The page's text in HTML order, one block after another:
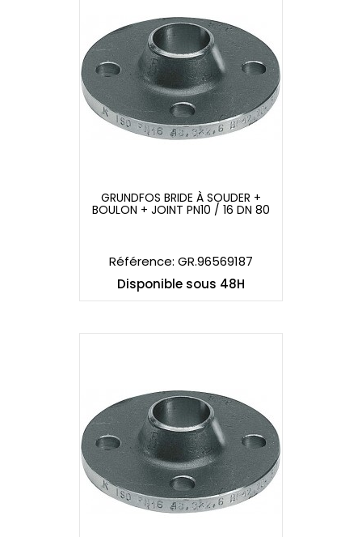
GRUNDFOS BRIDE À SOUDER +
BOULON + JOINT PN10 / 16 DN 80
Référence: GR.96569187
Disponible sous 48H